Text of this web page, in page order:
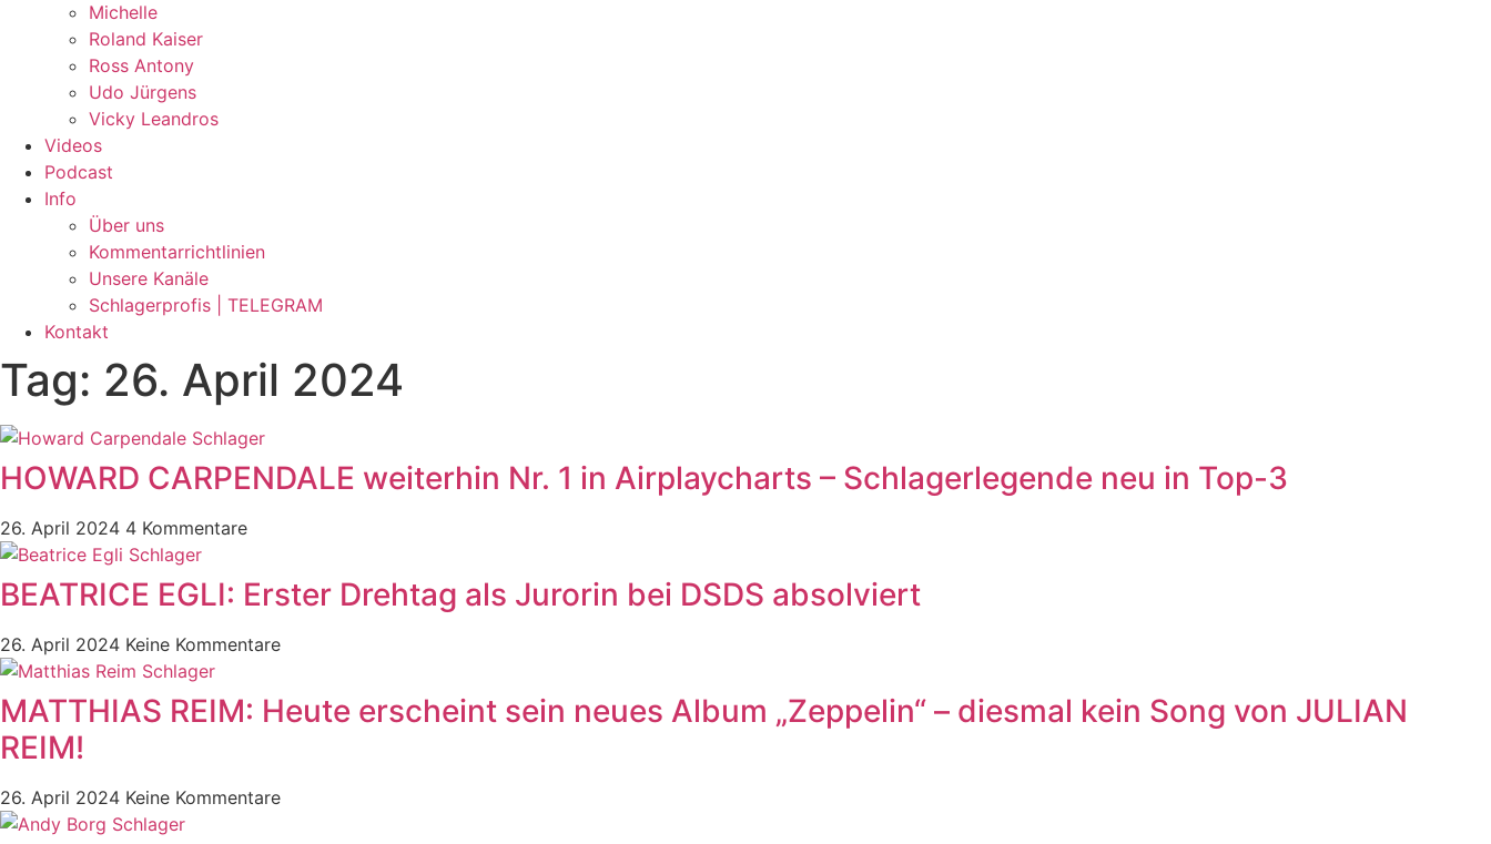
Michelle
Roland Kaiser
Ross Antony
Udo Jürgens
Vicky Leandros
Videos
Podcast
Info
Über uns
Kommentarrichtlinien
Unsere Kanäle
Schlagerprofis | TELEGRAM
Kontakt
Tag: 26. April 2024
HOWARD CARPENDALE weiterhin Nr. 1 in Airplaycharts – Schlagerlegende neu in Top-3
26. April 2024 4 Kommentare
BEATRICE EGLI: Erster Drehtag als Jurorin bei DSDS absolviert
26. April 2024 Keine Kommentare
MATTHIAS REIM: Heute erscheint sein neues Album „Zeppelin“ – diesmal kein Song von JULIAN
REIM!
26. April 2024 Keine Kommentare